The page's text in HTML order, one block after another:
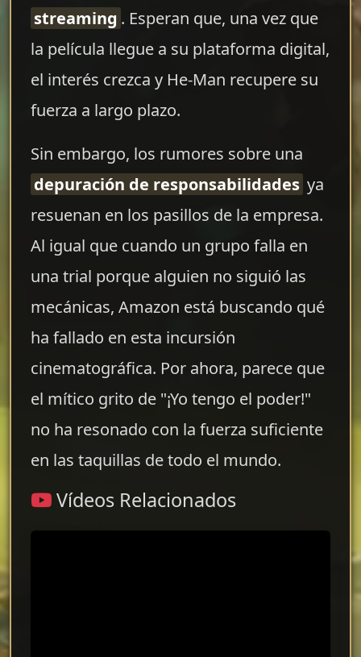
streaming . Esperan que, una vez que
la película llegue a su plataforma digital,
el interés crezca y He-Man recupere su
fuerza a largo plazo.
Sin embargo, los rumores sobre una
depuración de responsabilidades ya
resuenan en los pasillos de la empresa.
Al igual que cuando un grupo falla en
una trial porque alguien no siguió las
mecánicas, Amazon está buscando qué
ha fallado en esta incursión
cinematográfica. Por ahora, parece que
el mítico grito de "¡Yo tengo el poder!"
no ha resonado con la fuerza suficiente
en las taquillas de todo el mundo.
Vídeos Relacionados